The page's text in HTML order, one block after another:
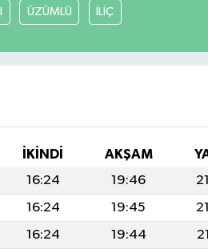
ÜZÜMLÜ İLİÇ
İKINDI AKŞAM
16:24 19:46
16:24 19:45
16:24 19:44